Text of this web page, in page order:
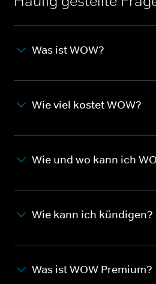
Was ist WOW?
Wie viel kostet WOW?
Wie und wo kann ich
Wie kann ich kündigen?
Was ist WOW Premium?